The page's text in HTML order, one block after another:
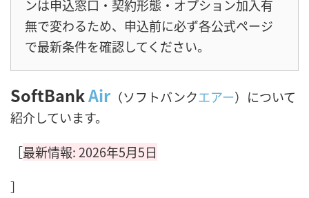
ンは申込窓口・契約形態・オプション加入有
無で変わるため、申込前に必ず各公式ページ
で最新条件を確認してください。
SoftBankAir （ソフトバンクエアー）について
紹介しています。
［最新情報: 2026年5月5日
］